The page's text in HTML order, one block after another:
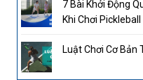
7 Bài Khởi Động
Khi Chơi Pickleball
Luật Chơi Cơ Bản